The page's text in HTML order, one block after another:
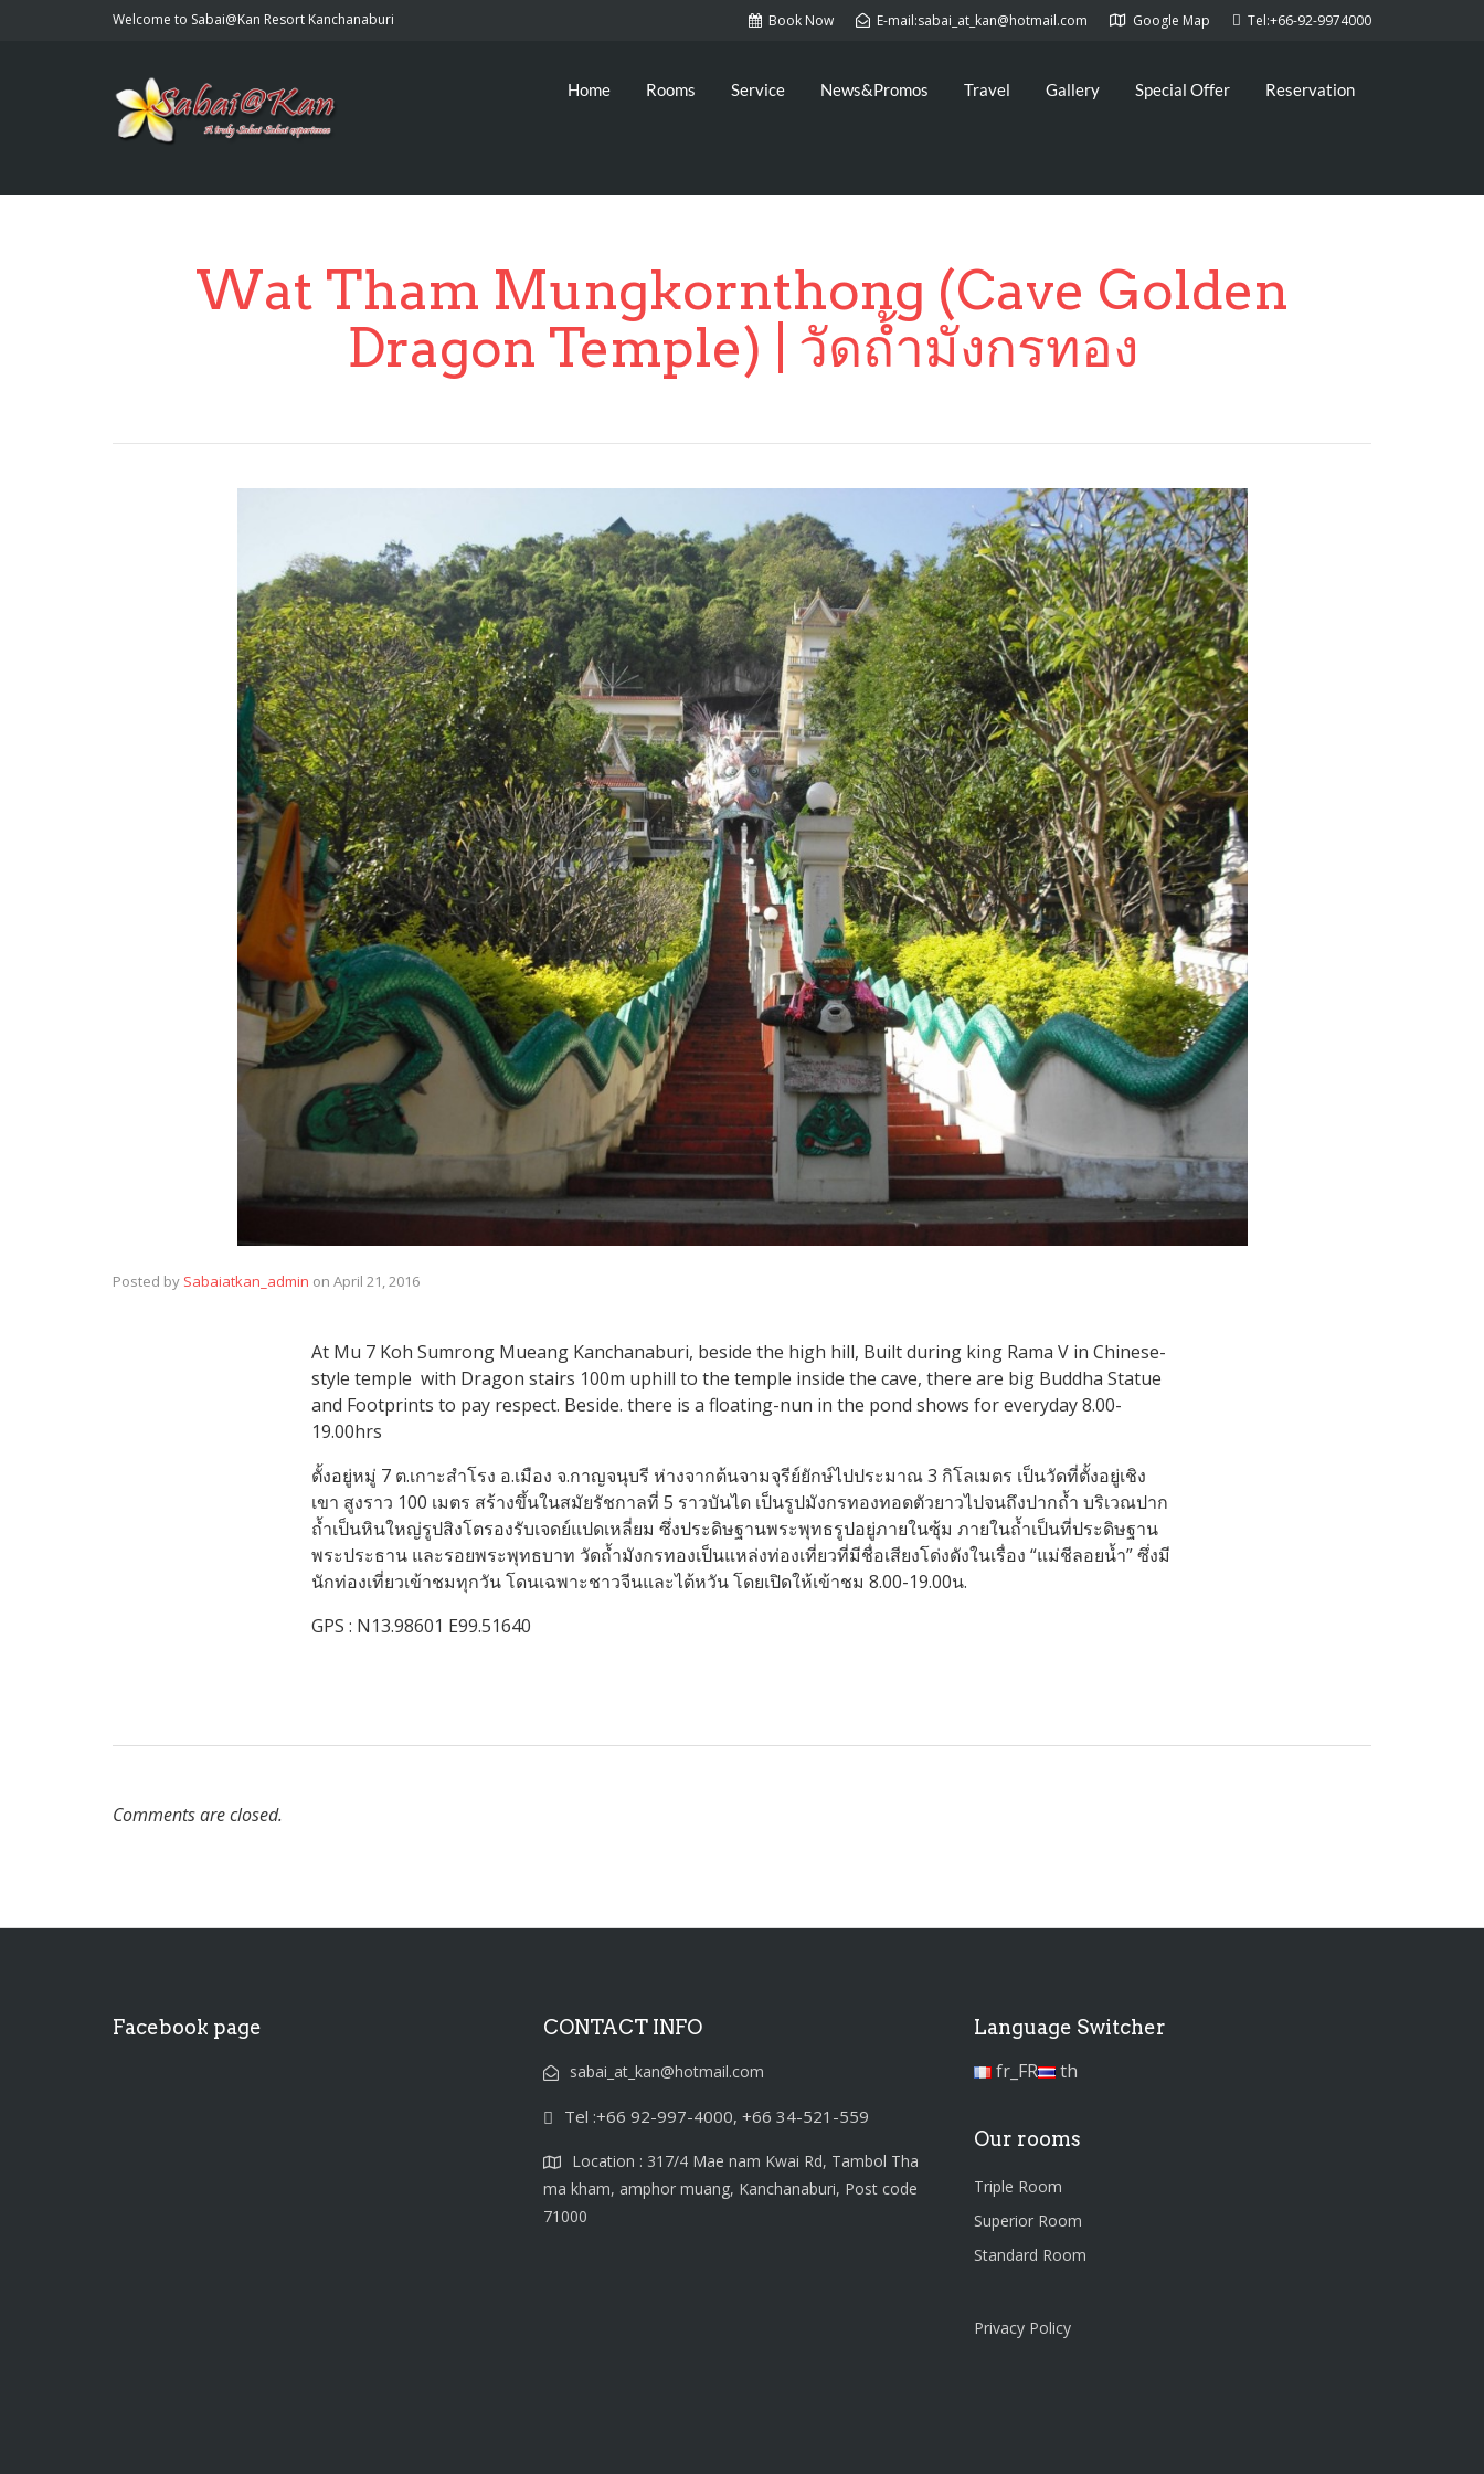
Welcome to Sabai@Kan Resort Kanchanaburi Book Now E-mail:sabai_at_kan@hotmail.com Google Map Tel:+66-92-9974000
Home Rooms Service News&Promos Travel Gallery Special Offer Reservation
Wat Tham Mungkornthong (Cave Golden
Dragon Temple) | วัดถ้ำมังกรทอง
Posted by Sabaiatkan_admin on April 21, 2016
At Mu 7 Koh Sumrong Mueang Kanchanaburi, beside the high hill, Built during king Rama V in Chinese-
style temple with Dragon stairs 100m uphill to the temple inside the cave, there are big Buddha Statue
and Footprints to pay respect. Beside. there is a floating-nun in the pond shows for everyday 8.00-
19.00hrs
ตั้งอยู่หมู่ 7 ต.เกาะสำโรง อ.เมือง จ.กาญจนุบรี ห่างจากต้นจามจุรีย์ยักษ์ไปประมาณ 3 กิโลเมตร เป็นวัดที่ตั้งอยู่เชิง
เขา สูงราว 100 เมตร สร้างขึ้นในสมัยรัชกาลที่ 5 ราวบันได เป็นรูปมังกรทองทอดตัวยาวไปจนถึงปากถ้ำ บริเวณปาก
ถ้ำเป็นหินใหญ่รูปสิงโตรองรับเจดย์แปดเหลี่ยม ซึ่งประดิษฐานพระพุทธรูปอยู่ภายในซุ้ม ภายในถ้ำเป็นที่ประดิษฐาน
พระประธาน และรอยพระพุทธบาท วัดถ้ำมังกรทองเป็นแหล่งท่องเที่ยวที่มีชื่อเสียงโด่งดังในเรื่อง “แม่ชีลอยน้ำ” ซึ่งมี
นักท่องเที่ยวเข้าชมทุกวัน โดนเฉพาะชาวจีนและไต้หวัน โดยเปิดให้เข้าชม 8.00-19.00น.
GPS : N13.98601 E99.51640
Comments are closed.
Facebook page CONTACT INFO
sabai_at_kan@hotmail.com
Tel :+66 92-997-4000, +66 34-521-559
Location : 317/4 Mae nam Kwai Rd, Tambol Tha
ma kham, amphor muang, Kanchanaburi, Post code
71000
Language Switcher
fr_FR th
Our rooms
Triple Room
Superior Room
Standard Room
Privacy Policy